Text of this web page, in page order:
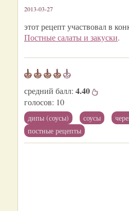
2013-03-27
этот рецепт участвовал в
Постные салаты и закуски.
средний балл: 4.40
голосов: 10
дипы (соусы) соусы
постные рецепты